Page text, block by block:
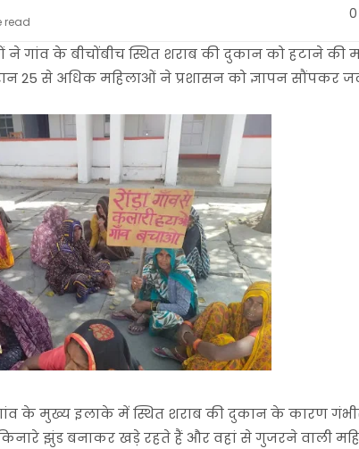
read 0
ने गांव के बीचोंबीच स्थित शराब की दुकान को हटाने की
25 से अधिक महिलाओं ने प्रशासन को ज्ञापन सौंपकर
के मुख्य इलाके में स्थित शराब की दुकान के कारण
किनारे झुंड बनाकर खड़े रहते हैं और वहां से गुजरने वाली